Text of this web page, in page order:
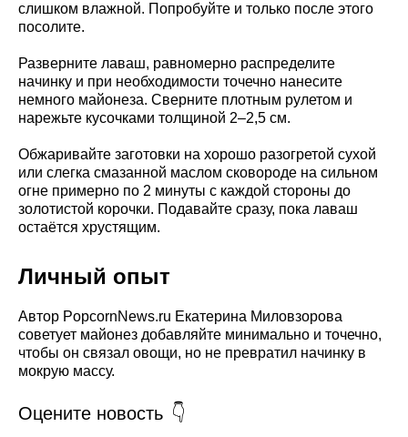
слишком влажной. Попробуйте и только после этого
посолите.
Разверните лаваш, равномерно распределите
начинку и при необходимости точечно нанесите
немного майонеза. Сверните плотным рулетом и
нарежьте кусочками толщиной 2–2,5 см.
Обжаривайте заготовки на хорошо разогретой сухой
или слегка смазанной маслом сковороде на сильном
огне примерно по 2 минуты с каждой стороны до
золотистой корочки. Подавайте сразу, пока лаваш
остаётся хрустящим.
Личный опыт
Автор PopcornNews.ru Екатерина Миловзорова
советует майонез добавляйте минимально и точечно,
чтобы он связал овощи, но не превратил начинку в
мокрую массу.
Оцените новость